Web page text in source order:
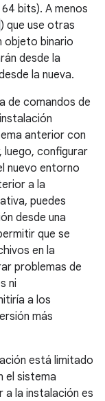
bits). A menos
) que use otras
objeto binario
desde la
la nueva.
de comandos de
anterior con
luego, configurar
nuevo entorno
a la
puedes
desde una
que se
en la
problemas de
ni
a los
más
está limitado
el sistema
la instalación es